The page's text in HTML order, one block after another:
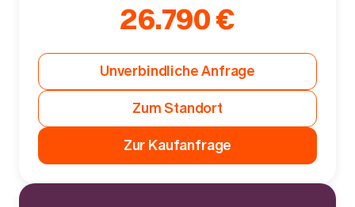
26.790 €
Unverbindliche Anfrage
Zum Standort
Zur Kaufanfrage